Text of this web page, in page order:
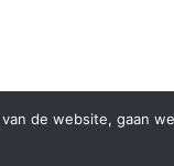
de website, gaan